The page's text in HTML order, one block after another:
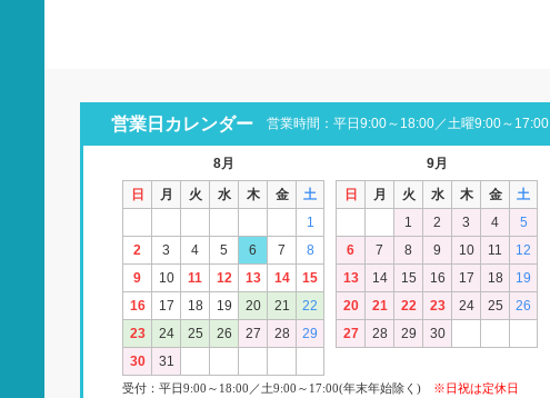
営業日カレンダー 営業時間：平日9:00～18:00／土曜9:00～17:00
8月
日
月 火 水 木 金
土
1
2
3 4 5 6 7
8
9
10 11 12 13 14
15
16
17 18 19 20 21
22
23
24 25 26 27 28
29
30
31
9月
日
月 火 水 木 金
土
1
2 3 4
5
6
7 8 9 10 11
12
13
14 15 16 17 18
19
20
21 22 23 24 25
26
27
28 29 30
受付：平日9:00 ～18:00 ／ 土9:00 ～ 17:00(年末年始除く) ※日祝は定休日